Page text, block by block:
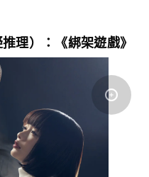
理）：《綁架遊戲》